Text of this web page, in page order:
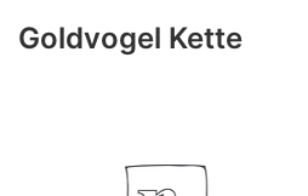
Goldvogel Kette